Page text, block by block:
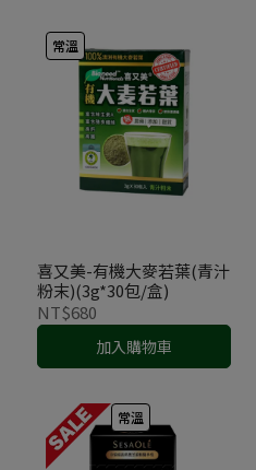
常溫
喜又美-有機大麥若葉(青汁
粉末)(3g*30包/盒)
NT$680
加入購物車
常溫